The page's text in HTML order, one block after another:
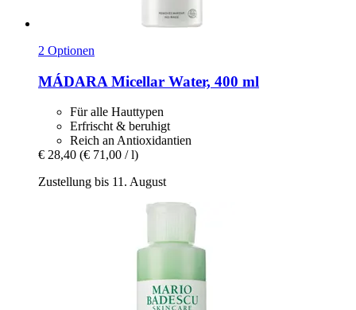
2 Optionen
MÁDARA Micellar Water, 400 ml
Für alle Hauttypen
Erfrischt & beruhigt
Reich an Antioxidantien
€ 28,40 (€ 71,00 / l)
Zustellung bis 11. August